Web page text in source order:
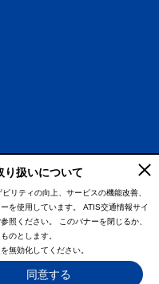
Reserved.
扱いについて
リティの向上、サービスの機能改善、
を使用しています。
ATIS交通情報サイ
照ください。
このバナーを閉じるか、
のとします。
無効化してください。
同意する